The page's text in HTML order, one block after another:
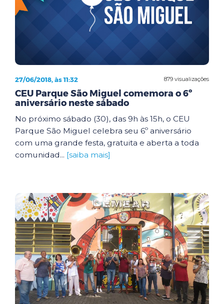
879 visualizações
27/06/2018, às 11:32
CEU Parque São Miguel comemora o 6º
aniversário neste sábado
No próximo sábado (30), das 9h às 15h, o CEU
Parque São Miguel celebra seu 6º aniversário
com uma grande festa, gratuita e aberta a toda
comunidad... [saiba mais]